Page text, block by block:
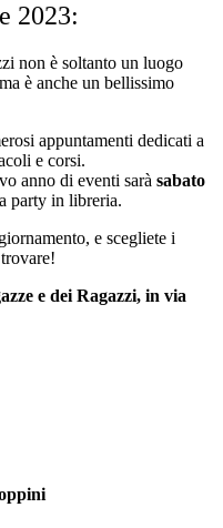
2023:
non è soltanto un luogo
è anche un bellissimo
appuntamenti dedicati a
e corsi.
anno di eventi sarà sabato
party in libreria.
e scegliete i
e dei Ragazzi, in via